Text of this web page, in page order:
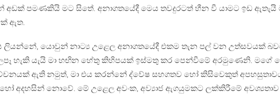
අඩක් පමණකියි මට සිතේ. අනාගතයේදී මෙය තවදුරටත් හීන වී යාමට ඉඩ ඇතැයි
ඇත.
ලියන්නේ, යොවුන් නාට්‍ය උළෙල අනාගතයේදී එකම තැන පල් වන උත්සවයක්
හැකි යැයි මා හඟින හේතු කිහිපයක් ඉස්මතු කර පෙන්වීමේ අරමුණෙනි. මගේ
ඇති නමුත්, මා එය කරන්නේ ද්වේෂ සහගතව හෝ කිසිවෙකුත්
අදහසින් නොවේ. මේ උළෙල අවංක, අව්‍යාජ ඇගයුමකට ලක්කිරීමේ අවශ්‍යතාව